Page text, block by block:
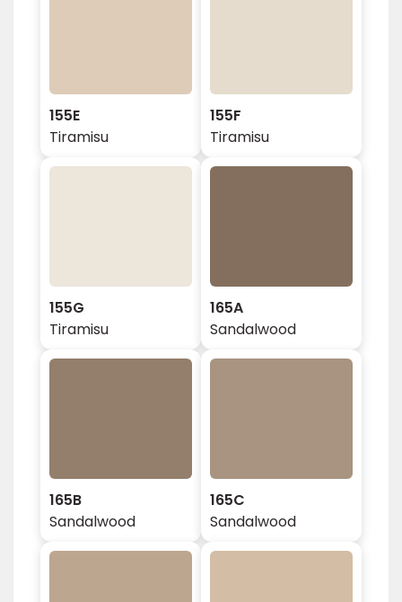
155E
Tiramisu
155F
Tiramisu
155G
Tiramisu
165A
Sandalwood
165B
Sandalwood
165C
Sandalwood